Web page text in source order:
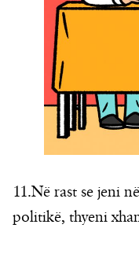
11.Në rast se jeni
politikë, thyeni